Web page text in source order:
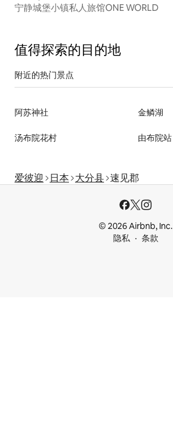
宁静城堡小镇私人旅馆ONE WORLD
值得探索的目的地
附近的热门景点
阿苏神社 金鳞湖
汤布院花村 由布院站
爱彼迎 日本 大分县 速见郡
© 2026 Airbnb, Inc.
隐私
条款